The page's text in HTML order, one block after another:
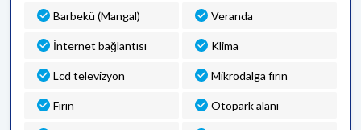
Barbekü (Mangal) Veranda
İnternet bağlantısı Klima
Lcd televizyon Mikrodalga fırın
Fırın Otopark alanı